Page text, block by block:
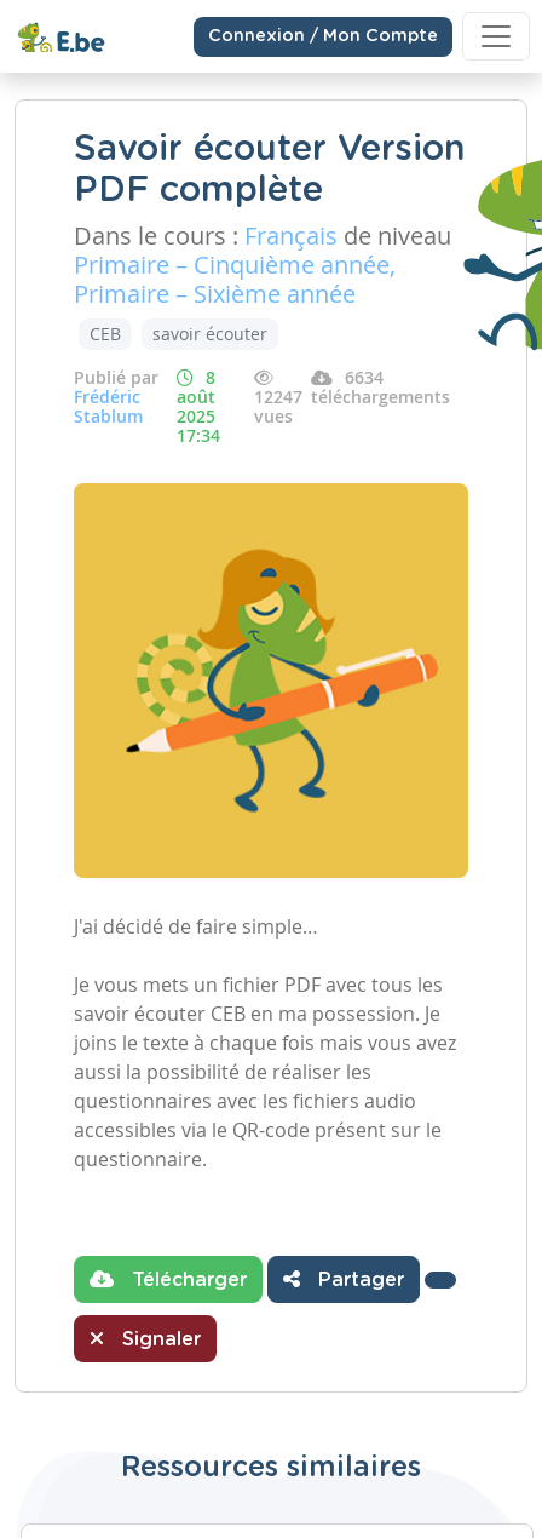
Connexion / Mon Compte
Savoir écouter Version
PDF complète
Dans le cours : Français de niveau
Primaire – Cinquième année,
Primaire – Sixième année
CEB
savoir écouter
Publié par
Frédéric
Stablum
8
août
2025
17:34
12247
vues
6634
téléchargements
J'ai décidé de faire simple…
Je vous mets un fichier PDF avec tous les
savoir écouter CEB en ma possession. Je
joins le texte à chaque fois mais vous avez
aussi la possibilité de réaliser les
questionnaires avec les fichiers audio
accessibles via le QR-code présent sur le
questionnaire.
Télécharger Partager
Signaler
Ressources similaires